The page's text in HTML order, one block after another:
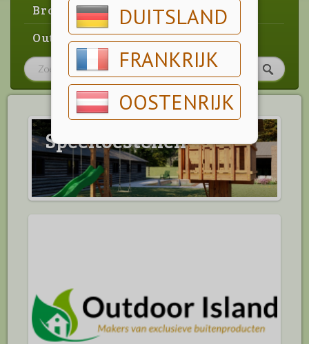
DUITSLAND
FRANKRIJK
OOSTENRIJK
Brood & gebak
Outlet
Speeltoestellen